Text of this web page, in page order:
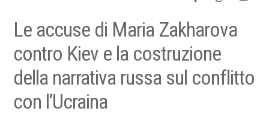
Le accuse di Maria Zakharova
contro Kiev e la costruzione
della narrativa russa sul conflitto
con l’Ucraina